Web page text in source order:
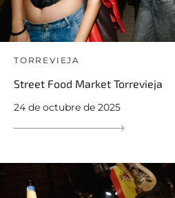
TORREVIEJA
Street Food Market Torrevieja
24 de octubre de 2025